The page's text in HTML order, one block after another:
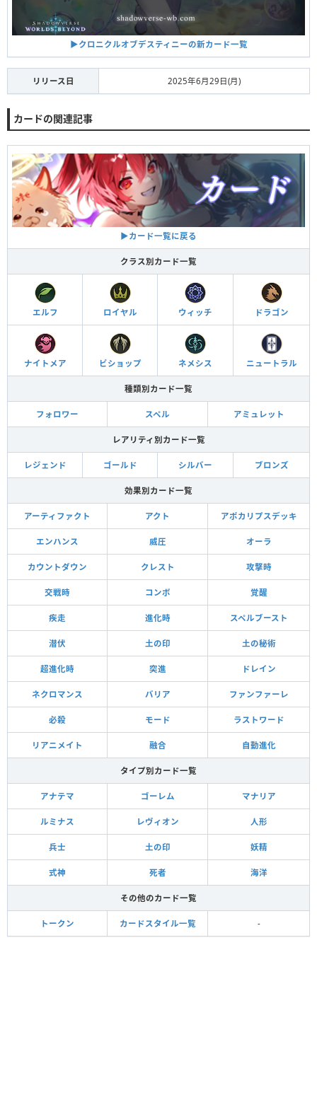
▶︎クロニクルオブデスティニーの新カード一覧
リリース日 2025年6月29日(月)
カードの関連記事
▶︎カード一覧に戻る
クラス別カード一覧
エルフ ロイヤル ウィッチ ドラゴン
ナイトメア ビショップ ネメシス ニュートラル
種類別カード一覧
フォロワー スペル アミュレット
レアリティ別カード一覧
レジェンド ゴールド シルバー ブロンズ
効果別カード一覧
アーティファクト アクト アポカリプスデッキ
エンハンス 威圧 オーラ
カウントダウン クレスト 攻撃時
交戦時 コンボ 覚醒
疾走 進化時 スペルブースト
潜伏 土の印 土の秘術
超進化時 突進 ドレイン
ネクロマンス バリア ファンファーレ
必殺 モード ラストワード
リアニメイト 融合 自動進化
タイプ別カード一覧
アナテマ ゴーレム マナリア
ルミナス レヴィオン 人形
兵士 土の印 妖精
式神 死者 海洋
その他のカード一覧
トークン カードスタイル一覧 -